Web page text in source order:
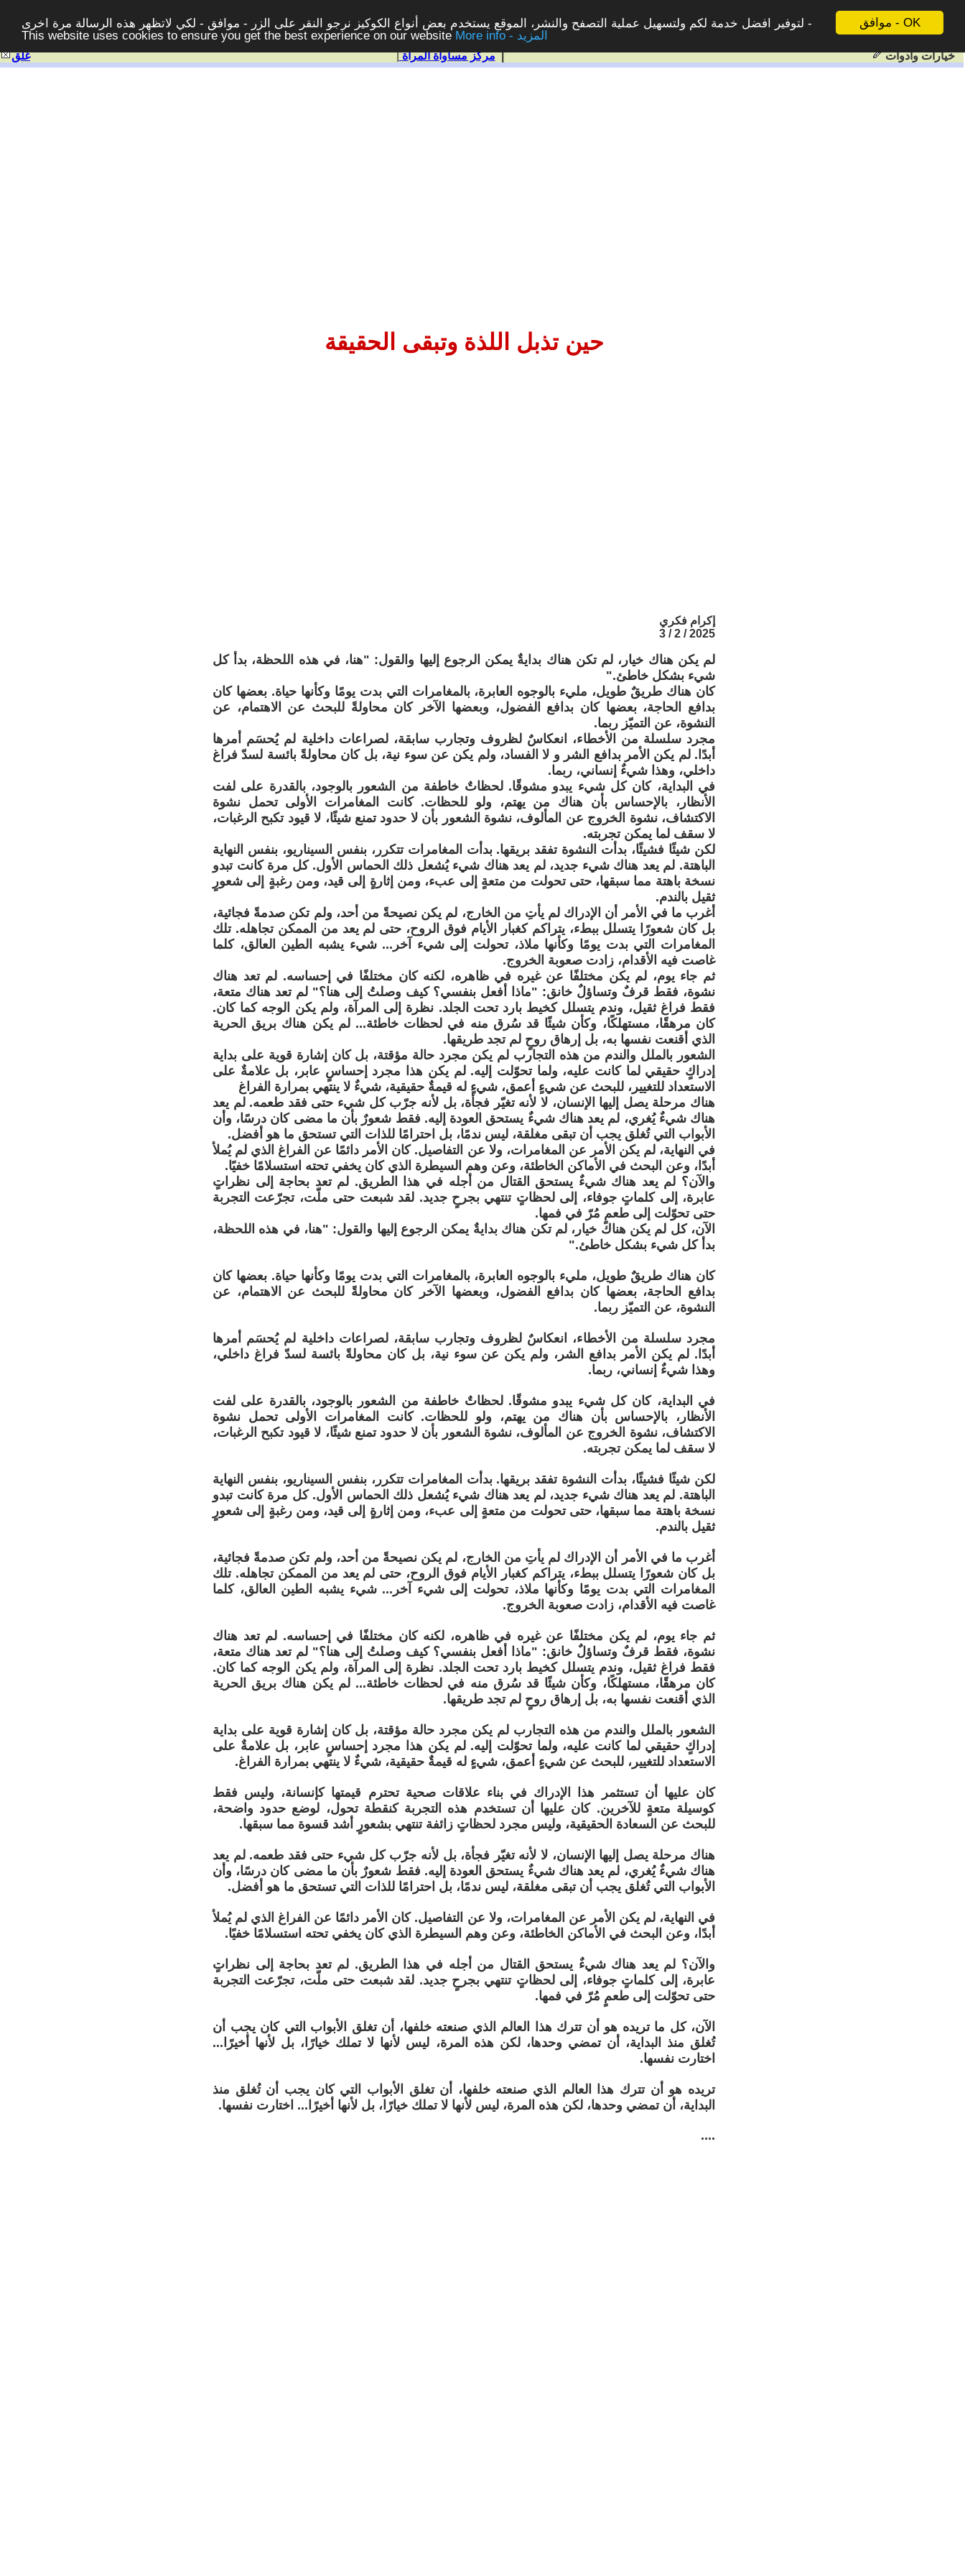
موافق - OK
لتوفير افضل خدمة لكم ولتسهيل عملية التصفح والنشر، الموقع يستخدم بعض أنواع الكوكيز نرجو النقر على الزر - موافق - لكي لاتظهر هذه الرسالة مرة اخرى -
This website uses cookies to ensure you get the best experience on our website
More info - المزيد
غلق | مركز مساواة المرأة| خيارات وادوات
حين تذبل اللذة وتبقى الحقيقة
إكرام فكري
2025 / 2 / 3
لم يكن هناك خيار، لم تكن هناك بدايةٌ يمكن الرجوع إليها والقول: "هنا، في هذه اللحظة، بدأ كل
شيء بشكل خاطئ."
كان هناك طريقٌ طويل، مليء بالوجوه العابرة، بالمغامرات التي بدت يومًا وكأنها حياة. بعضها كان
بدافع الحاجة، بعضها كان بدافع الفضول، وبعضها الآخر كان محاولةً للبحث عن الاهتمام، عن
النشوة، عن التميّز ربما.
مجرد سلسلة من الأخطاء، انعكاسٌ لظروف وتجارب سابقة، لصراعات داخلية لم يُحسَم أمرها
أبدًا. لم يكن الأمر بدافع الشر و لا الفساد، ولم يكن عن سوء نية، بل كان محاولةً بائسة لسدّ فراغ
داخلي، وهذا شيءٌ إنساني، ربما.
في البداية، كان كل شيء يبدو مشوقًا. لحظاتٌ خاطفة من الشعور بالوجود، بالقدرة على لفت
الأنظار، بالإحساس بأن هناك من يهتم، ولو للحظات. كانت المغامرات الأولى تحمل نشوة
الاكتشاف، نشوة الخروج عن المألوف، نشوة الشعور بأن لا حدود تمنع شيئًا، لا قيود تكبح الرغبات،
لا سقف لما يمكن تجربته.
لكن شيئًا فشيئًا، بدأت النشوة تفقد بريقها. بدأت المغامرات تتكرر، بنفس السيناريو، بنفس النهاية
الباهتة. لم يعد هناك شيء جديد، لم يعد هناك شيء يُشعل ذلك الحماس الأول. كل مرة كانت تبدو
نسخة باهتة مما سبقها، حتى تحولت من متعةٍ إلى عبء، ومن إثارةٍ إلى قيد، ومن رغبةٍ إلى شعورٍ
ثقيل بالندم.
أغرب ما في الأمر أن الإدراك لم يأتِ من الخارج، لم يكن نصيحةً من أحد، ولم تكن صدمةً فجائية،
بل كان شعورًا يتسلل ببطء، يتراكم كغبار الأيام فوق الروح، حتى لم يعد من الممكن تجاهله. تلك
المغامرات التي بدت يومًا وكأنها ملاذ، تحولت إلى شيء آخر... شيء يشبه الطين العالق، كلما
غاصت فيه الأقدام، زادت صعوبة الخروج.
ثم جاء يوم، لم يكن مختلفًا عن غيره في ظاهره، لكنه كان مختلفًا في إحساسه. لم تعد هناك
نشوة، فقط قرفٌ وتساؤلٌ خانق: "ماذا أفعل بنفسي؟ كيف وصلتُ إلى هنا؟" لم تعد هناك متعة،
فقط فراغ ثقيل، وندم يتسلل كخيط بارد تحت الجلد. نظرة إلى المرآة، ولم يكن الوجه كما كان.
كان مرهقًا، مستهلكًا، وكأن شيئًا قد سُرق منه في لحظات خاطئة... لم يكن هناك بريق الحرية
الذي أقنعت نفسها به، بل إرهاق روحٍ لم تجد طريقها.
الشعور بالملل والندم من هذه التجارب لم يكن مجرد حالة مؤقتة، بل كان إشارة قوية على بداية
إدراكٍ حقيقي لما كانت عليه، ولما تحوّلت إليه. لم يكن هذا مجرد إحساسٍ عابر، بل علامةٌ على
الاستعداد للتغيير، للبحث عن شيءٍ أعمق، شيءٍ له قيمةٌ حقيقية، شيءٌ لا ينتهي بمرارة الفراغ
هناك مرحلة يصل إليها الإنسان، لا لأنه تغيّر فجأة، بل لأنه جرّب كل شيء حتى فقد طعمه. لم يعد
هناك شيءٌ يُغري، لم يعد هناك شيءٌ يستحق العودة إليه. فقط شعورٌ بأن ما مضى كان درسًا، وأن
الأبواب التي تُغلق يجب أن تبقى مغلقة، ليس ندمًا، بل احترامًا للذات التي تستحق ما هو أفضل.
في النهاية، لم يكن الأمر عن المغامرات، ولا عن التفاصيل. كان الأمر دائمًا عن الفراغ الذي لم يُملأ
أبدًا، وعن البحث في الأماكن الخاطئة، وعن وهم السيطرة الذي كان يخفي تحته استسلامًا خفيًا.
والآن؟ لم يعد هناك شيءٌ يستحق القتال من أجله في هذا الطريق. لم تعد بحاجة إلى نظراتٍ
عابرة، إلى كلماتٍ جوفاء، إلى لحظاتٍ تنتهي بجرحٍ جديد. لقد شبعت حتى ملّت، تجرّعت التجربة
حتى تحوّلت إلى طعمٍ مُرّ في فمها.
الآن، كل لم يكن هناك خيار، لم تكن هناك بدايةٌ يمكن الرجوع إليها والقول: "هنا، في هذه اللحظة،
بدأ كل شيء بشكل خاطئ."
كان هناك طريقٌ طويل، مليء بالوجوه العابرة، بالمغامرات التي بدت يومًا وكأنها حياة. بعضها كان
بدافع الحاجة، بعضها كان بدافع الفضول، وبعضها الآخر كان محاولةً للبحث عن الاهتمام، عن
النشوة، عن التميّز ربما.
مجرد سلسلة من الأخطاء، انعكاسٌ لظروف وتجارب سابقة، لصراعات داخلية لم يُحسَم أمرها
أبدًا. لم يكن الأمر بدافع الشر، ولم يكن عن سوء نية، بل كان محاولةً بائسة لسدّ فراغ داخلي،
وهذا شيءٌ إنساني، ربما.
في البداية، كان كل شيء يبدو مشوقًا. لحظاتٌ خاطفة من الشعور بالوجود، بالقدرة على لفت
الأنظار، بالإحساس بأن هناك من يهتم، ولو للحظات. كانت المغامرات الأولى تحمل نشوة
الاكتشاف، نشوة الخروج عن المألوف، نشوة الشعور بأن لا حدود تمنع شيئًا، لا قيود تكبح الرغبات،
لا سقف لما يمكن تجربته.
لكن شيئًا فشيئًا، بدأت النشوة تفقد بريقها. بدأت المغامرات تتكرر، بنفس السيناريو، بنفس النهاية
الباهتة. لم يعد هناك شيء جديد، لم يعد هناك شيء يُشعل ذلك الحماس الأول. كل مرة كانت تبدو
نسخة باهتة مما سبقها، حتى تحولت من متعةٍ إلى عبء، ومن إثارةٍ إلى قيد، ومن رغبةٍ إلى شعورٍ
ثقيل بالندم.
أغرب ما في الأمر أن الإدراك لم يأتِ من الخارج، لم يكن نصيحةً من أحد، ولم تكن صدمةً فجائية،
بل كان شعورًا يتسلل ببطء، يتراكم كغبار الأيام فوق الروح، حتى لم يعد من الممكن تجاهله. تلك
المغامرات التي بدت يومًا وكأنها ملاذ، تحولت إلى شيء آخر... شيء يشبه الطين العالق، كلما
غاصت فيه الأقدام، زادت صعوبة الخروج.
ثم جاء يوم، لم يكن مختلفًا عن غيره في ظاهره، لكنه كان مختلفًا في إحساسه. لم تعد هناك
نشوة، فقط قرفٌ وتساؤلٌ خانق: "ماذا أفعل بنفسي؟ كيف وصلتُ إلى هنا؟" لم تعد هناك متعة،
فقط فراغ ثقيل، وندم يتسلل كخيط بارد تحت الجلد. نظرة إلى المرآة، ولم يكن الوجه كما كان.
كان مرهقًا، مستهلكًا، وكأن شيئًا قد سُرق منه في لحظات خاطئة... لم يكن هناك بريق الحرية
الذي أقنعت نفسها به، بل إرهاق روحٍ لم تجد طريقها.
الشعور بالملل والندم من هذه التجارب لم يكن مجرد حالة مؤقتة، بل كان إشارة قوية على بداية
إدراكٍ حقيقي لما كانت عليه، ولما تحوّلت إليه. لم يكن هذا مجرد إحساسٍ عابر، بل علامةٌ على
الاستعداد للتغيير، للبحث عن شيءٍ أعمق، شيءٍ له قيمةٌ حقيقية، شيءٌ لا ينتهي بمرارة الفراغ.
كان عليها أن تستثمر هذا الإدراك في بناء علاقات صحية تحترم قيمتها كإنسانة، وليس فقط
كوسيلة متعةٍ للآخرين. كان عليها أن تستخدم هذه التجربة كنقطة تحول، لوضع حدود واضحة،
للبحث عن السعادة الحقيقية، وليس مجرد لحظاتٍ زائفة تنتهي بشعورٍ أشد قسوة مما سبقها.
هناك مرحلة يصل إليها الإنسان، لا لأنه تغيّر فجأة، بل لأنه جرّب كل شيء حتى فقد طعمه. لم يعد
هناك شيءٌ يُغري، لم يعد هناك شيءٌ يستحق العودة إليه. فقط شعورٌ بأن ما مضى كان درسًا، وأن
الأبواب التي تُغلق يجب أن تبقى مغلقة، ليس ندمًا، بل احترامًا للذات التي تستحق ما هو أفضل.
في النهاية، لم يكن الأمر عن المغامرات، ولا عن التفاصيل. كان الأمر دائمًا عن الفراغ الذي لم يُملأ
أبدًا، وعن البحث في الأماكن الخاطئة، وعن وهم السيطرة الذي كان يخفي تحته استسلامًا خفيًا.
والآن؟ لم يعد هناك شيءٌ يستحق القتال من أجله في هذا الطريق. لم تعد بحاجة إلى نظراتٍ
عابرة، إلى كلماتٍ جوفاء، إلى لحظاتٍ تنتهي بجرحٍ جديد. لقد شبعت حتى ملّت، تجرّعت التجربة
حتى تحوّلت إلى طعمٍ مُرّ في فمها.
الآن، كل ما تريده هو أن تترك هذا العالم الذي صنعته خلفها، أن تغلق الأبواب التي كان يجب أن
تُغلق منذ البداية، أن تمضي وحدها، لكن هذه المرة، ليس لأنها لا تملك خيارًا، بل لأنها أخيرًا...
اختارت نفسها.
تريده هو أن تترك هذا العالم الذي صنعته خلفها، أن تغلق الأبواب التي كان يجب أن تُغلق منذ
البداية، أن تمضي وحدها، لكن هذه المرة، ليس لأنها لا تملك خيارًا، بل لأنها أخيرًا... اختارت نفسها.
....